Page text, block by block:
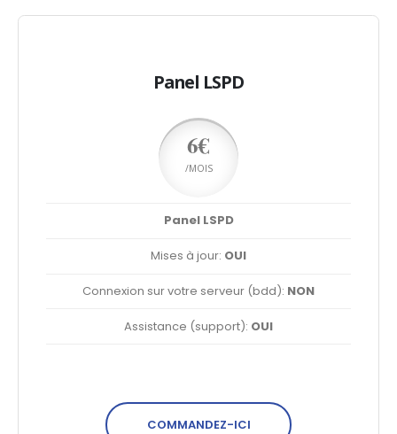
Panel LSPD
6€
/MOIS
Panel LSPD
Mises à jour: OUI
Connexion sur votre serveur (bdd): NON
Assistance (support): OUI
COMMANDEZ-ICI